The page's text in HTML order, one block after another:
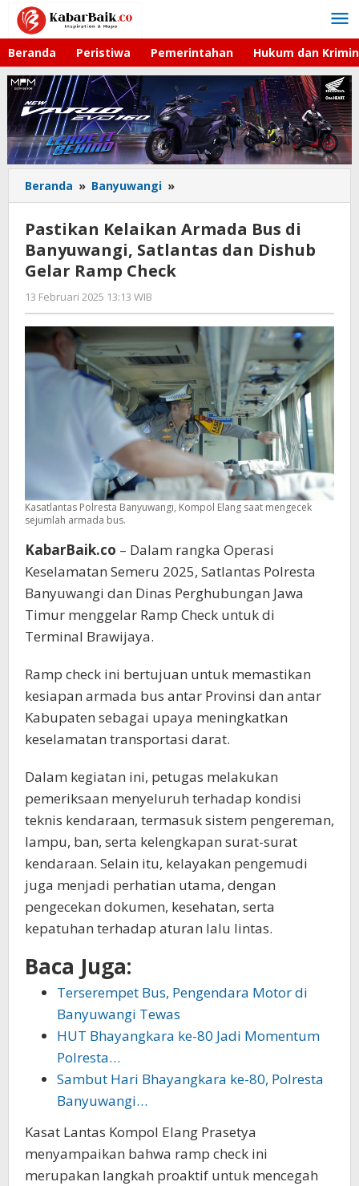
Lewati
konten
Beranda Peristiwa Pemerintahan Hukum dan
Beranda » Banyuwangi »
Kelaikan
Bus
di
Gelar
Ramp
Check
Pastikan Kelaikan Armada Bus di
Banyuwangi, Satlantas dan Dishub
Gelar Ramp Check
13 Februari 2025 13:13 WIB
Gagah
Saputra
Kasatlantas Polresta Banyuwangi, Kompol Elang saat mengecek
sejumlah armada bus.
KabarBaik.co – Dalam rangka Operasi
Keselamatan Semeru 2025, Satlantas Polresta
Banyuwangi dan Dinas Perghubungan Jawa
Timur menggelar Ramp Check untuk di
Terminal Brawijaya.
Ramp check ini bertujuan untuk memastikan
kesiapan armada bus antar Provinsi dan antar
Kabupaten sebagai upaya meningkatkan
keselamatan transportasi darat.
Dalam kegiatan ini, petugas melakukan
pemeriksaan menyeluruh terhadap kondisi
teknis kendaraan, termasuk sistem pengereman,
lampu, ban, serta kelengkapan surat-surat
kendaraan. Selain itu, kelayakan pengemudi
juga menjadi perhatian utama, dengan
pengecekan dokumen, kesehatan, serta
kepatuhan terhadap aturan lalu lintas.
Baca Juga:
Terserempet Bus, Pengendara Motor di
Banyuwangi Tewas
HUT Bhayangkara ke-80 Jadi Momentum
Polresta…
Sambut Hari Bhayangkara ke-80, Polresta
Banyuwangi…
Kasat Lantas Kompol Elang Prasetya
menyampaikan bahwa ramp check ini
merupakan langkah proaktif untuk mencegah